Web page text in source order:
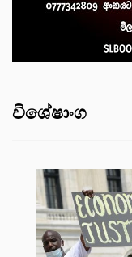
විශේෂාංග